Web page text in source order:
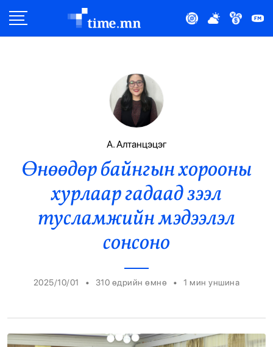
Эдийн Засаг
Нийтлэлчийн Булан
Эрүүл Мэнд
Орон Нутаг
Эрэн Сурвалжилга
А. Алтанцэцэг
Өнөөдөр байнгын хорооны
хурлаар гадаад зээл
тусламжийн мэдээлэл
сонсоно
2025/10/01 • 310 өдрийн өмнө • 1 мин уншина